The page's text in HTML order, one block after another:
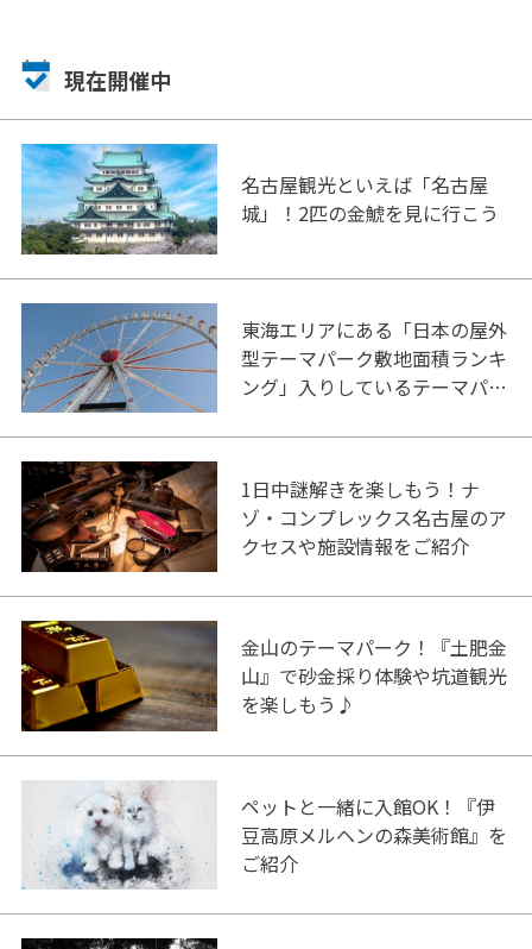
現在開催中
名古屋観光といえば「名古屋
城」！2匹の金鯱を見に行こう
東海エリアにある「日本の屋外
型テーマパーク敷地面積ランキ
ング」入りしているテーマパー
1日中謎解きを楽しもう！ナ
ゾ・コンプレックス名古屋のア
クセスや施設情報をご紹介
金山のテーマパーク！『土肥金
山』で砂金採り体験や坑道観光
を楽しもう♪
ペットと一緒に入館OK！『伊
豆高原メルヘンの森美術館』を
ご紹介